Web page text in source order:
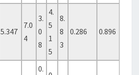
5.347
7.0
4
3.
0
8
4.
5
1
5
8.
8
3
0.286 0.896
0.